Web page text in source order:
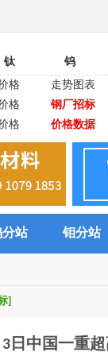
钛 钨
格
走势图表
格
钢厂招标
格
价格数据
分站 钼分站
]
3日中国一重